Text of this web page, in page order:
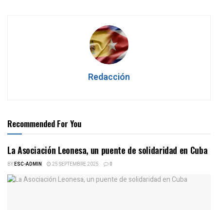
Redacción
Recommended For You
La Asociación Leonesa, un puente de solidaridad en Cuba
BYESC-ADMIN 25 SEPTEMBRE 2025 0